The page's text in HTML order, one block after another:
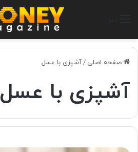
صفحه اصلی /آشپزی با عسل
آشپزی با عسل